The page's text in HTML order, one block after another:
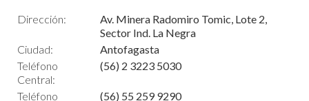
Dirección:
Av. Minera Radomiro Tomic, Lote 2,
Sector Ind. La Negra
Ciudad:
Antofagasta
Teléfono
Central:
(56) 2 3223 5030
Teléfono
(56) 55 259 9290